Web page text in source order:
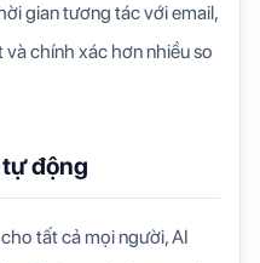
gian tương tác với email,
chính xác hơn nhiều so
động
tất cả mọi người, AI